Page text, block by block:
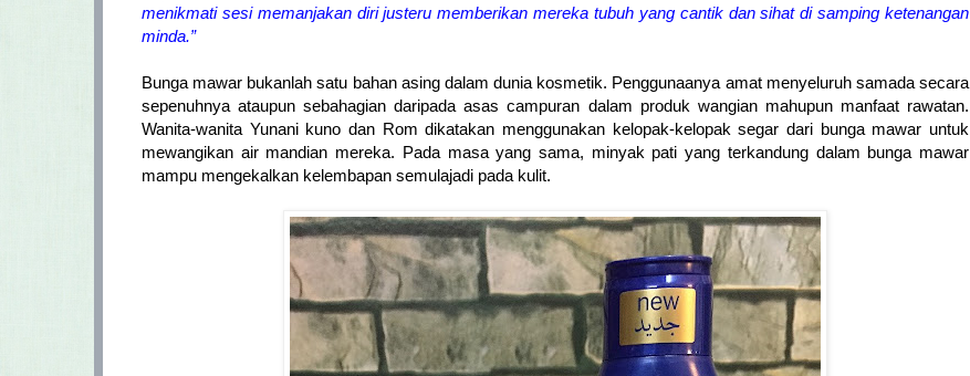
menikmati sesi memanjakan diri justeru memberikan mereka tubuh yang cantik dan sihat di samping ketenangan
minda.”
Bunga mawar bukanlah satu bahan asing dalam dunia kosmetik. Penggunaanya amat menyeluruh samada secara
sepenuhnya ataupun sebahagian daripada asas campuran dalam produk wangian mahupun manfaat rawatan.
Wanita-wanita Yunani kuno dan Rom dikatakan menggunakan kelopak-kelopak segar dari bunga mawar untuk
mewangikan air mandian mereka. Pada masa yang sama, minyak pati yang terkandung dalam bunga mawar
mampu mengekalkan kelembapan semulajadi pada kulit.